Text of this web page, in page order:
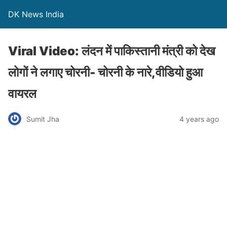
DK News India
Viral Video: लंदन में पाकिस्तानी मंत्री को देख
लोगों ने लगाए चोरनी- चोरनी के नारे,वीडियो हुआ
वायरल
Sumit Jha 4 years ago